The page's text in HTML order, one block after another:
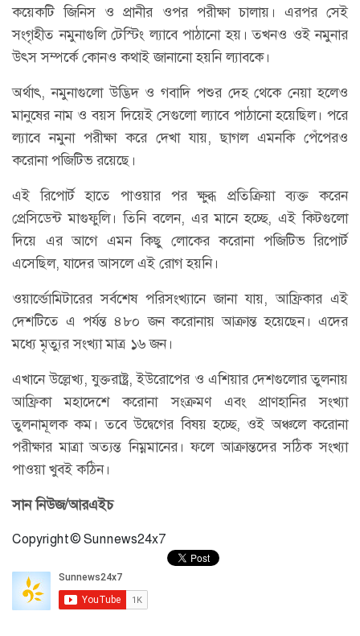
কয়েকটি জিনিস ও প্রানীর ওপর পরীক্ষা চালায়। এরপর সেই
সংগৃহীত নমুনাগুলি টেস্টিং ল্যাবে পাঠানো হয়। তখনও ওই নমুনার
উৎস সম্পর্কে কোনও কথাই জানানো হয়নি ল্যাবকে।
অর্থাৎ, নমুনাগুলো উদ্ভিদ ও গবাদি পশুর দেহ থেকে নেয়া হলেও
মানুষের নাম ও বয়স দিয়েই সেগুলো ল্যাবে পাঠানো হয়েছিল। পরে
ল্যাবে নমুনা পরীক্ষা করে দেখা যায়, ছাগল এমনকি পেঁপেরও
করোনা পজিটিভ রয়েছে।
এই রিপোর্ট হাতে পাওয়ার পর ক্ষুব্ধ প্রতিক্রিয়া ব্যক্ত করেন
প্রেসিডেন্ট মাগুফুলি। তিনি বলেন, এর মানে হচ্ছে, এই কিটগুলো
দিয়ে এর আগে এমন কিছু লোকের করোনা পজিটিভ রিপোর্ট
এসেছিল, যাদের আসলে এই রোগ হয়নি।
ওয়ার্ল্ডোমিটারের সর্বশেষ পরিসংখ্যানে জানা যায়, আফ্রিকার এই
দেশটিতে এ পর্যন্ত ৪৮০ জন করোনায় আক্রান্ত হয়েছেন। এদের
মধ্যে মৃত্যুর সংখ্যা মাত্র ১৬ জন।
এখানে উল্লেখ্য, যুক্তরাষ্ট্র, ইউরোপের ও এশিয়ার দেশগুলোর তুলনায়
আফ্রিকা মহাদেশে করোনা সংক্রমণ এবং প্রাণহানির সংখ্যা
তুলনামূলক কম। তবে উদ্বেগের বিষয় হচ্ছে, ওই অঞ্চলে করোনা
পরীক্ষার মাত্রা অত্যন্ত নিম্নমানের। ফলে আক্রান্তদের সঠিক সংখ্যা
পাওয়া খুবই কঠিন।
সান নিউজ/আরএইচ
Copyright © Sunnews24x7